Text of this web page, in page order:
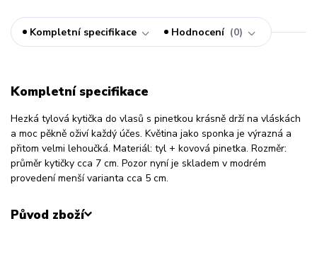
Kompletní specifikace Hodnocení 0
Kompletní specifikace
Hezká tylová kytička do vlasů s pinetkou krásně drží na vláskách
a moc pěkně oživí každý účes. Květina jako sponka je výrazná a
přitom velmi lehoučká. Materiál: tyl + kovová pinetka. Rozměr:
průměr kytičky cca 7 cm. Pozor nyní je skladem v modrém
provedení menší varianta cca 5 cm.
Původ zboží